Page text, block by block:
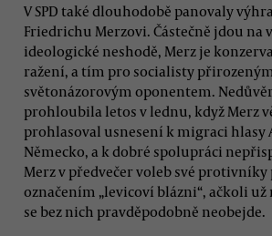
V SPD také dlouhodobě panovaly
Friedrichu Merzovi. Částečně jdou na
ideologické neshodě, Merz je
ražení, a tím pro socialisty přirozeným
světonázorovým oponentem.
prohloubila letos v lednu, když Merz
prohlasoval usnesení k migraci
Německo, a k dobré spolupráci
Merz v předvečer voleb své protivníky
označením „levicoví blázni“, ačkoli
se bez nich pravděpodobně neobejde.